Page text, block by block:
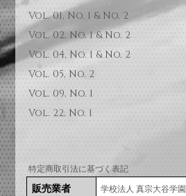
Vol. 01, No. 1 & No. 2
Vol. 02, No. 1 & No. 2
Vol. 04, No. 1 & No. 2
Vol. 05, No. 2
Vol. 09, No. 1
Vol. 22, No. 1
特定商取引法に基づく表記
販売業者 学校法人 真宗大谷学園